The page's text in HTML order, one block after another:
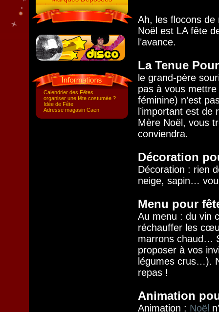
Calendrier des Fêtes
organiser une fête costumée ?
Idée de Fête
Adresse magasin Caen
Ah, les flocons de
Noël est LA fête
l’avance.
La Tenue
le grand-père
pas à vous
féminine) n’est
l’important est
Mère Noël, vous
conviendra.
Décoration
Décoration : rien
neige, sapin…
Menu pour
Au menu : du vin
réchauffer les
marrons chaud…
proposer à vos
légumes crus…).
repas !
Animation
Animation : Noël